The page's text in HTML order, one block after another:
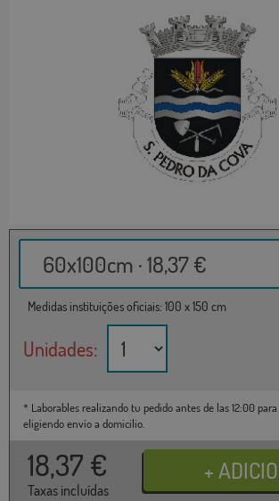
60x100cm · 18,37 €
Medidas instituições oficiais: 100 x 150 cm
Unidades:
* Laborables realizando tu pedido antes de las 12:00
eligiendo envío a domicilio.
18,37 €
Taxas incluídas